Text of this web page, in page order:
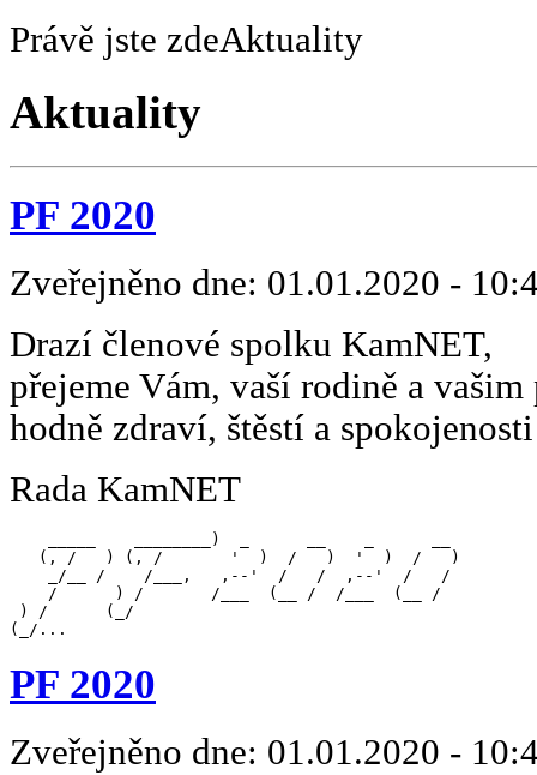
Právě jste zdeAktuality
Aktuality
PF 2020
Zveřejněno dne: 01.01.2020 -
Drazí členové spolku KamNET,
přejeme Vám, vaší rodině a
hodně zdraví, štěstí a
Rada KamNET
    _____    ________)  _      __    _      __
   (, /   ) (, /       '  )  /   )  '  )  /   )
    _/__ /    /___,   ,--'  /   /  ,--'  /   /
    /      ) /       /___  (__ /  /___  (__ /
) /      (_/
(_/...
PF 2020
Zveřejněno dne: 01.01.2020 -